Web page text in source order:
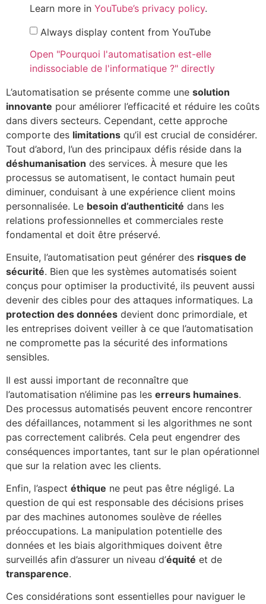
Learn more in YouTube’s privacy policy.
Always display content from YouTube
Open "Pourquoi l'automatisation est-elle
indissociable de l'informatique ?" directly
L’automatisation se présente comme une solution
innovante pour améliorer l’efficacité et réduire les coûts
dans divers secteurs. Cependant, cette approche
comporte des limitations qu’il est crucial de considérer.
Tout d’abord, l’un des principaux défis réside dans la
déshumanisation des services. À mesure que les
processus se automatisent, le contact humain peut
diminuer, conduisant à une expérience client moins
personnalisée. Le besoin d’authenticité dans les
relations professionnelles et commerciales reste
fondamental et doit être préservé.
Ensuite, l’automatisation peut générer des risques de
sécurité. Bien que les systèmes automatisés soient
conçus pour optimiser la productivité, ils peuvent aussi
devenir des cibles pour des attaques informatiques. La
protection des données devient donc primordiale, et
les entreprises doivent veiller à ce que l’automatisation
ne compromette pas la sécurité des informations
sensibles.
Il est aussi important de reconnaître que
l’automatisation n’élimine pas les erreurs humaines.
Des processus automatisés peuvent encore rencontrer
des défaillances, notamment si les algorithmes ne sont
pas correctement calibrés. Cela peut engendrer des
conséquences importantes, tant sur le plan opérationnel
que sur la relation avec les clients.
Enfin, l’aspect éthique ne peut pas être négligé. La
question de qui est responsable des décisions prises
par des machines autonomes soulève de réelles
préoccupations. La manipulation potentielle des
données et les biais algorithmiques doivent être
surveillés afin d’assurer un niveau d’équité et de
transparence.
Ces considérations sont essentielles pour naviguer le